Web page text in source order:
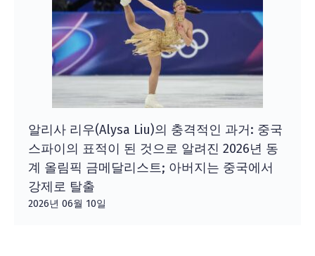
알리사 리우(Alysa Liu)의 충격적인 과거: 중국
스파이의 표적이 된 것으로 알려진 2026년 동
계 올림픽 금메달리스트; 아버지는 중국에서
강제로 탈출
2026년 06월 10일